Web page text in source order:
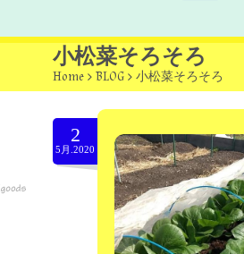
Home
about
Select item
omutucake
moon chip trip original
my account
小松菜そろそろ
Home > BLOG > 小松菜そろそろ
2
5月.2020